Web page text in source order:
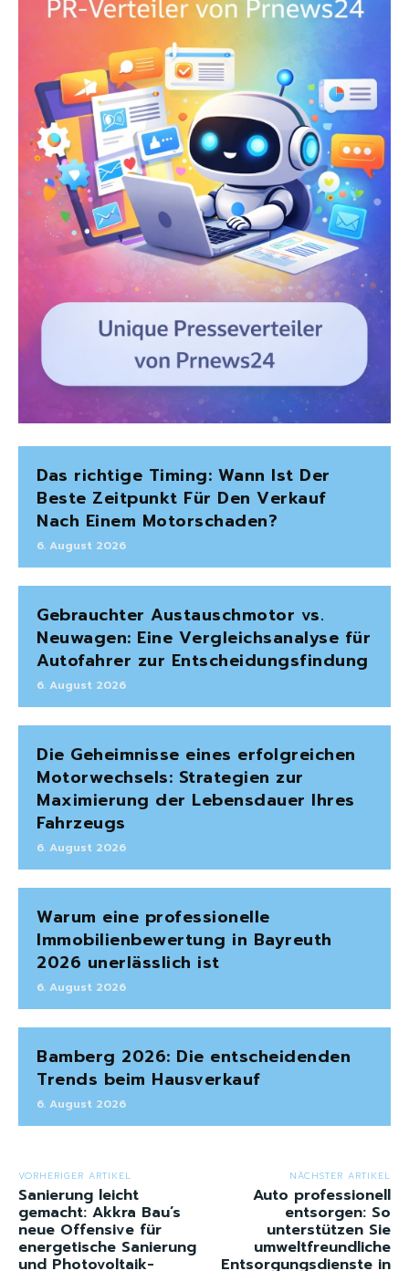
Das richtige Timing: Wann Ist Der
Beste Zeitpunkt Für Den Verkauf
Nach Einem Motorschaden?
6. August 2026
Gebrauchter Austauschmotor vs.
Neuwagen: Eine Vergleichsanalyse für
Autofahrer zur Entscheidungsfindung
6. August 2026
Die Geheimnisse eines erfolgreichen
Motorwechsels: Strategien zur
Maximierung der Lebensdauer Ihres
Fahrzeugs
6. August 2026
Warum eine professionelle
Immobilienbewertung in Bayreuth
2026 unerlässlich ist
6. August 2026
Bamberg 2026: Die entscheidenden
Trends beim Hausverkauf
6. August 2026
VORHERIGER ARTIKEL
Sanierung leicht
gemacht: Akkra Bau’s
neue Offensive für
energetische Sanierung
und Photovoltaik-
NÄCHSTER ARTIKEL
Auto professionell
entsorgen: So
unterstützen Sie
umweltfreundliche
Entsorgungsdienste in